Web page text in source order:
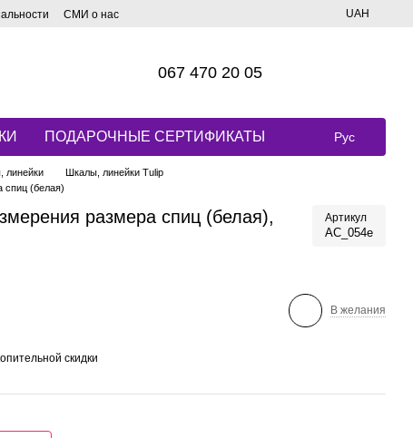
СМИ о нас UAH
067 470 20 05
ПОДАРОЧНЫЕ СЕРТИФИКАТЫ Рус
линейки
Шкалы, линейки Tulip
спиц (белая)
размера спиц (белая),
Артикул
AC_054e
В желания
скидки